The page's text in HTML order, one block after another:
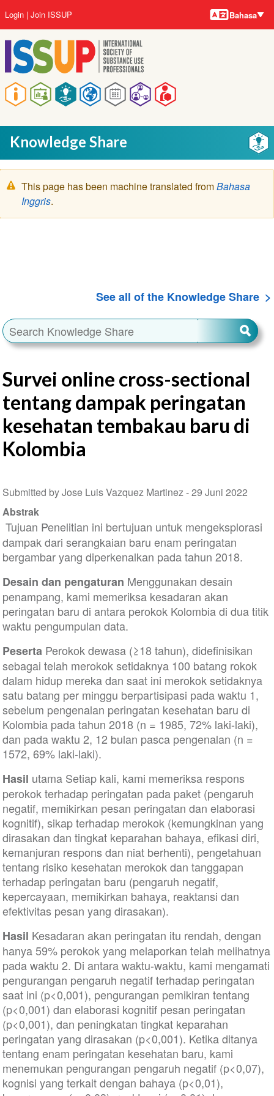
ke
isi
utama
Main
navigation
User
account
menu
Login Join ISSUP Bahasa-
bahasa
Bahasa
Knowledge Share
Pesan
peringatan
This page has been machine translated fromBahasa
Inggris.
See all of the Knowledge Share
Survei online cross-sectional
tentang dampak peringatan
kesehatan tembakau baru di
Kolombia
Submitted by Jose Luis Vazquez Martinez -29 Juni 2022
Abstrak
Tujuan Penelitian ini bertujuan untuk mengeksplorasi
dampak dari serangkaian baru enam peringatan
bergambar yang diperkenalkan pada tahun 2018.
Desain dan pengaturan Menggunakan desain
penampang, kami memeriksa kesadaran akan
peringatan baru di antara perokok Kolombia di dua titik
waktu pengumpulan data.
PesertaPerokok dewasa (≥18 tahun), didefinisikan
sebagai telah merokok setidaknya 100 batang rokok
dalam hidup mereka dan saat ini merokok setidaknya
satu batang per minggu berpartisipasi pada waktu 1,
sebelum pengenalan peringatan kesehatan baru di
Kolombia pada tahun 2018 (n = 1985, 72% laki-laki),
dan pada waktu 2, 12 bulan pasca pengenalan (n =
1572, 69% laki-laki).
Hasil utama Setiap kali, kami memeriksa respons
perokok terhadap peringatan pada paket (pengaruh
negatif, memikirkan pesan peringatan dan elaborasi
kognitif), sikap terhadap merokok (kemungkinan yang
dirasakan dan tingkat keparahan bahaya, efikasi diri,
kemanjuran respons dan niat berhenti), pengetahuan
tentang risiko kesehatan merokok dan tanggapan
terhadap peringatan baru (pengaruh negatif,
kepercayaan, memikirkan bahaya, reaktansi dan
efektivitas pesan yang dirasakan).
Hasil Kesadaran akan peringatan itu rendah, dengan
hanya 59% perokok yang melaporkan telah melihatnya
pada waktu 2. Di antara waktu-waktu, kami mengamati
pengurangan pengaruh negatif terhadap peringatan
saat ini (p<0,001), pengurangan pemikiran tentang
(p<0,001) dan elaborasi kognitif pesan peringatan
(p<0,001), dan peningkatan tingkat keparahan
peringatan yang dirasakan (p<0,001). Ketika ditanya
tentang enam peringatan kesehatan baru, kami
menemukan pengurangan pengaruh negatif (p<0,07),
kognisi yang terkait dengan bahaya (p<0,01),